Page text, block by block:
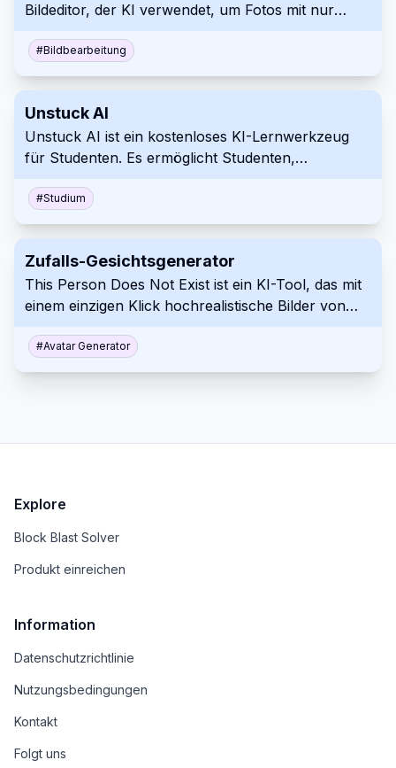
Bildeditor, der KI verwendet, um Fotos mit nur
Texteingabeaufforderung zu transformieren.
#Bildbearbeitung
Unstuck AI
Unstuck AI ist ein kostenloses KI-Lernwerkzeug
für Studenten. Es ermöglicht Studenten,
per Chat zu erhalten.
#Studium
Zufalls-Gesichtsgenerator
This Person Does Not Exist ist ein KI-Tool, das mit
einem einzigen Klick hochrealistische Bilder von
Fähigkeiten des modernen maschinellen Lernens in
der Bildsynthese zeigt.
#Avatar Generator
Explore
Block Blast Solver
Produkt einreichen
Information
Datenschutzrichtlinie
Nutzungsbedingungen
Kontakt
Folgt uns